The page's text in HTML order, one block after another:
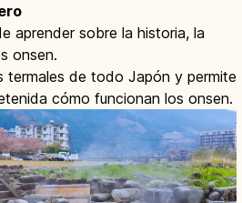
aprender sobre la historia, la
onsen.
termales de todo Japón y permite
cómo funcionan los onsen.